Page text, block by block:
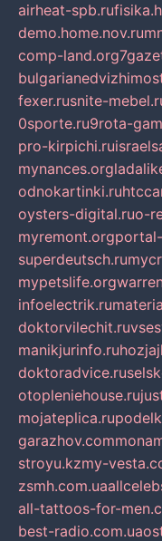
airheat-spb.ru
demo.home.nov.ru
comp-land.org
fexer.rusnite-
0sporte.ru9rota-
pro-kirpichi.ru
mynances.org
odnokartinki.ru
oysters-digital.ruo-
myremont.org
superdeutsch.ru
mypetslife.org
infoelectrik.ru
doktorvilechit.ru
manikjurinfo.ru
doktoradvice.ru
otopleniehouse.ru
mojateplica.ru
garazhov.com
stroyu.kzmy-
zsmh.com.ua
all-tattoos-for-
best-radio.com.ua